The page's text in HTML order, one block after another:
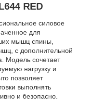
RED
силовое
для
мышц спины,
с дополнительной
Модель сочетает
нагрузку и
позволяет
выполнять
и безопасно.